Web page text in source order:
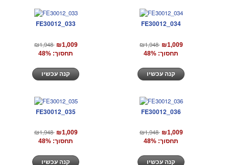
FE30012_033
₪1,948 ₪1,009
תחסוך: 48%
FE30012_034
₪1,948 ₪1,009
תחסוך: 48%
FE30012_035
₪1,948 ₪1,009
תחסוך: 48%
FE30012_036
₪1,948 ₪1,009
תחסוך: 48%